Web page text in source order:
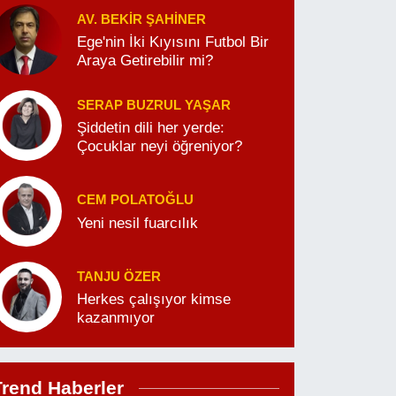
AV. BEKIR ŞAHINER
Ege'nin İki Kıyısını Futbol Bir
Araya Getirebilir mi?
SERAP BUZRUL YAŞAR
Şiddetin dili her yerde:
Çocuklar neyi öğreniyor?
CEM POLATOĞLU
Yeni nesil fuarcılık
TANJU ÖZER
Herkes çalışıyor kimse
kazanmıyor
Haberler